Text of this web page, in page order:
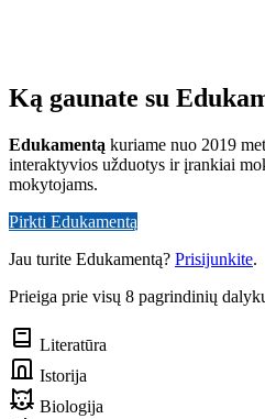
Ką gaunate su
Edukamentą kuriame nuo 2019
interaktyvios užduotys ir įrankiai
mokytojams.
Pirkti Edukamentą
Jau turite Edukamentą? Prisijunkite.
Prieiga prie visų 8 pagrindinių
Literatūra
Istorija
Biologija